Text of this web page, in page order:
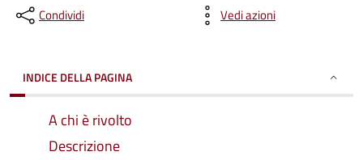
Condividi Vedi azioni
INDICE DELLA PAGINA
A chi è rivolto
Descrizione